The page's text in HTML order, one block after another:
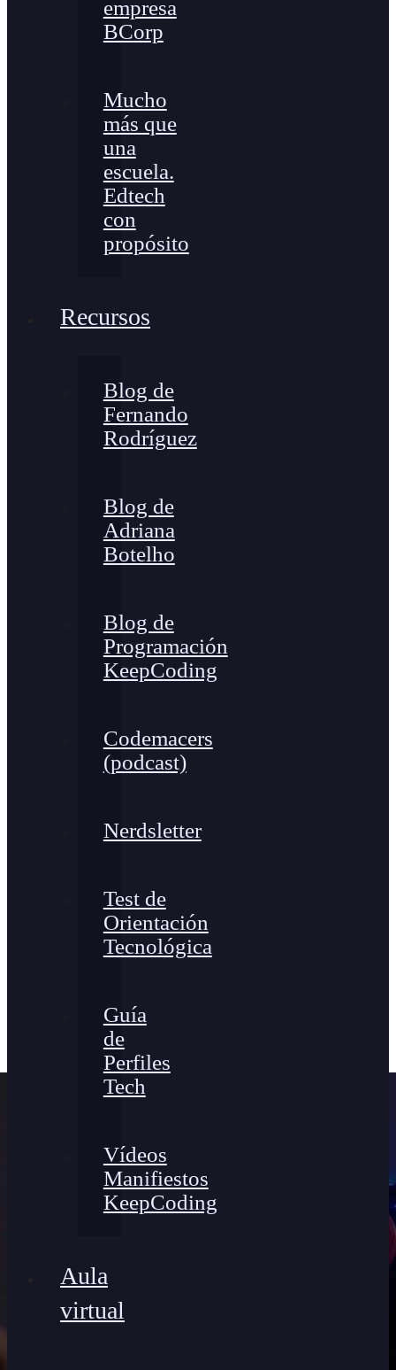
empresa
BCorp
Mucho
más que
una
escuela.
Edtech
con
propósito
Recursos
Blog de
Fernando
Rodríguez
Blog de
Adriana
Botelho
Blog de
Programación
KeepCoding
Codemacers
(podcast)
Nerdsletter
Test de
Orientación
Tecnológica
Guía
de
Perfiles
Tech
Vídeos
Manifiestos
KeepCoding
Aula
virtual